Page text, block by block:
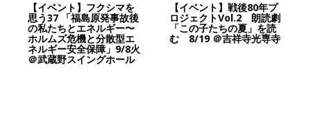
【イベント】フクシマを
思う37 「福島原発事故後
の私たちとエネルギー〜
ホルムズ危機と分散型エ
ネルギー安全保障」9/8火
＠武蔵野スイングホール
【イベント】戦後80年プ
ロジェクトVol.2 朗読劇
「この子たちの夏」を読
む 8/19 ＠吉祥寺光専寺